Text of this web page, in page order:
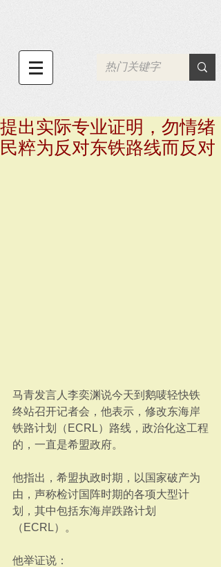
提出实际专业证明，勿情绪
民粹为反对东铁路线而反对
马青发言人李奕渊说今天到鹅唛轻快铁
终站召开记者会，他表示，修改东海岸
铁路计划（ECRL）路线，政治化这工程
的，一直是希盟政府。
他指出，希盟执政时期，以国家破产为
由，声称检讨国阵时期的各项大型计
划，其中包括东海岸跌路计划
（ECRL）。
他举证说：